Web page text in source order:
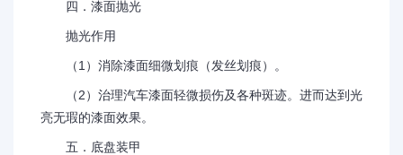
四．漆面抛光
抛光作用
（1）消除漆面细微划痕（发丝划痕）。
（2）治理汽车漆面轻微损伤及各种斑迹。进而达到光
亮无瑕的漆面效果。
五．底盘装甲